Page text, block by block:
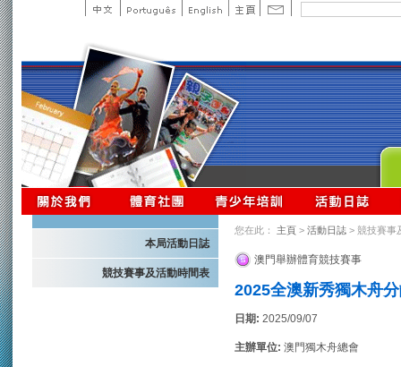
本局活動日誌
競技賽事及活動時間表
您在此： 主頁 > 活動日誌 > 競技賽事
澳門舉辦體育競技賽事
2025全澳新秀獨木舟
日期: 2025/09/07
主辦單位: 澳門獨木舟總會